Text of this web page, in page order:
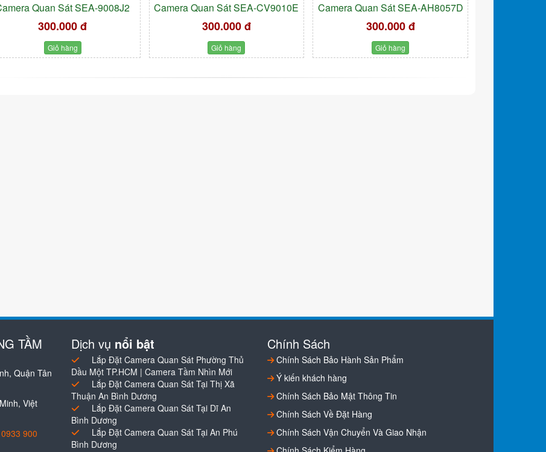
Quan Sát SEA-9008J2
300.000 đ
Giỏ hàng
Camera Quan Sát SEA-CV9010E
300.000 đ
Giỏ hàng
Camera Quan Sát SEA-AH8057D
300.000 đ
Giỏ hàng
TẦM
Quận Tân
Việt
0933 900
Dịch vụ nổi bật
Lắp Đặt Camera Quan Sát Phường Thủ
Dầu Một TP.HCM | Camera Tầm Nhìn Mới
Lắp Đặt Camera Quan Sát Tại Thị Xã
Thuận An Bình Dương
Lắp Đặt Camera Quan Sát Tại Dĩ An
Bình Dương
Lắp Đặt Camera Quan Sát Tại An Phú
Bình Dương
Chính Sách
Chính Sách Bảo Hành Sản Phẩm
Ý kiến khách hàng
Chính Sách Bảo Mật Thông Tin
Chính Sách Về Đặt Hàng
Chính Sách Vận Chuyển Và Giao Nhận